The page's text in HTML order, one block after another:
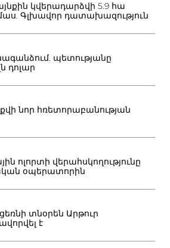
կվերադարձվի 5.9 հա
Գլխավոր դատախազություն
պետությանը
դոլար
նոր հռետորաբանության
ոլորտի վերահսկողությունը
օպերատորին
տնօրեն Արթուր
է